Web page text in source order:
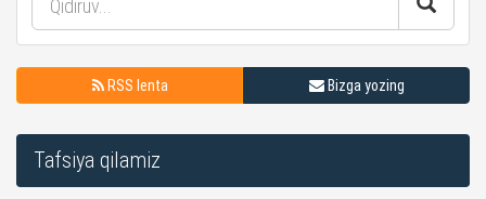
RSS lenta Bizga yozing
Tafsiya qilamiz